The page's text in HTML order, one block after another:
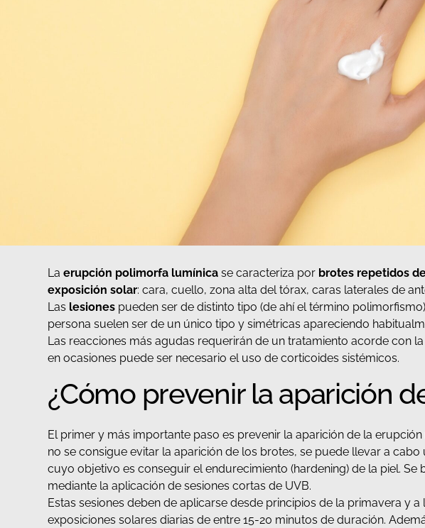
Laerupción polimorfa lumínica se caracteriza por brotes repetidos
exposición solar: cara, cuello, zona alta del tórax, caras laterales de
Las lesiones pueden ser de distinto tipo (de ahí el término
persona suelen ser de un único tipo y simétricas apareciendo
Las reacciones más agudas requerirán de un tratamiento acorde con
en ocasiones puede ser necesario el uso de corticoides sistémicos.
¿Cómo prevenir la aparición
El primer y más importante paso es prevenir la aparición de la
no se consigue evitar la aparición de los brotes, se puede llevar a
cuyo objetivo es conseguir el endurecimiento (hardening) de la piel.
mediante la aplicación de sesiones cortas de UVB.
Estas sesiones deben de aplicarse desde principios de la primavera y
exposiciones solares diarias de entre 15-20 minutos de duración.